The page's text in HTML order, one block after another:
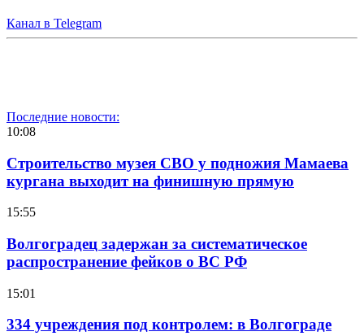
Канал в Telegram
Последние новости:
10:08
Строительство музея СВО у подножия Мамаева
кургана выходит на финишную прямую
15:55
Волгоградец задержан за систематическое
распространение фейков о ВС РФ
15:01
334 учреждения под контролем: в Волгограде